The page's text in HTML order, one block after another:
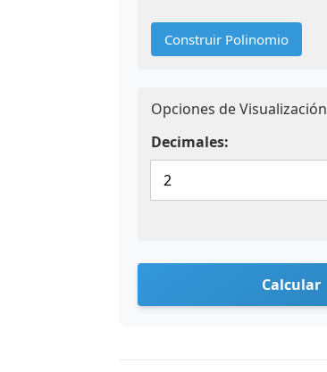
Construir Polinomio
Opciones de Visualización
Decimales:
Calcular